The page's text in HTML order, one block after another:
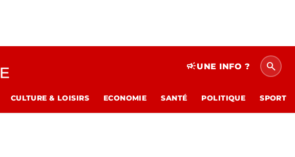
campaignUNE INFO ? search
CULTURE & LOISIRS ECONOMIE SANTÉ POLITIQUE SPORT